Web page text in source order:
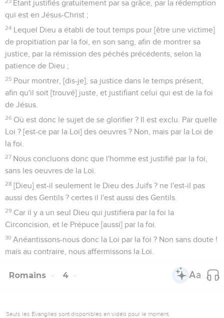
Etant justifiés gratuitement par sa grâce, par la rédemption
qui est en Jésus-Christ ;
24 Lequel Dieu a établi de tout temps pour [être une victime]
de propitiation par la foi, en son sang, afin de montrer sa
justice, par la rémission des péchés précédents, selon la
patience de Dieu ;
25 Pour montrer, [dis-je], sa justice dans le temps présent,
afin qu'il soit [trouvé] juste, et justifiant celui qui est de la foi
de Jésus.
26 Où est donc le sujet de se glorifier ? Il est exclu. Par quelle
Loi ? [est-ce par la Loi] des oeuvres ? Non, mais par la Loi de
la foi.
27 Nous concluons donc que l'homme est justifié par la foi,
sans les oeuvres de la Loi.
28 [Dieu] est-il seulement le Dieu des Juifs ? ne l'est-il pas
aussi des Gentils ? certes il l'est aussi des Gentils.
29 Car il y a un seul Dieu qui justifiera par la foi la
Circoncision, et le Prépuce [aussi] par la foi.
30 Anéantissons-nous donc la Loi par la foi ? Non sans doute !
mais au contraire, nous affermissons la Loi.
Romains 4
Seuls les Évangiles sont disponibles en vidéo pour le moment.